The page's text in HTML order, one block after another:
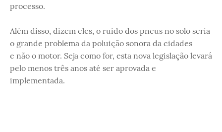
processo.
Além disso, dizem eles, o ruído dos pneus no solo seria
o grande problema da poluição sonora da cidades
e não o motor. Seja como for, esta nova legislação levará
pelo menos três anos até ser aprovada e
implementada.